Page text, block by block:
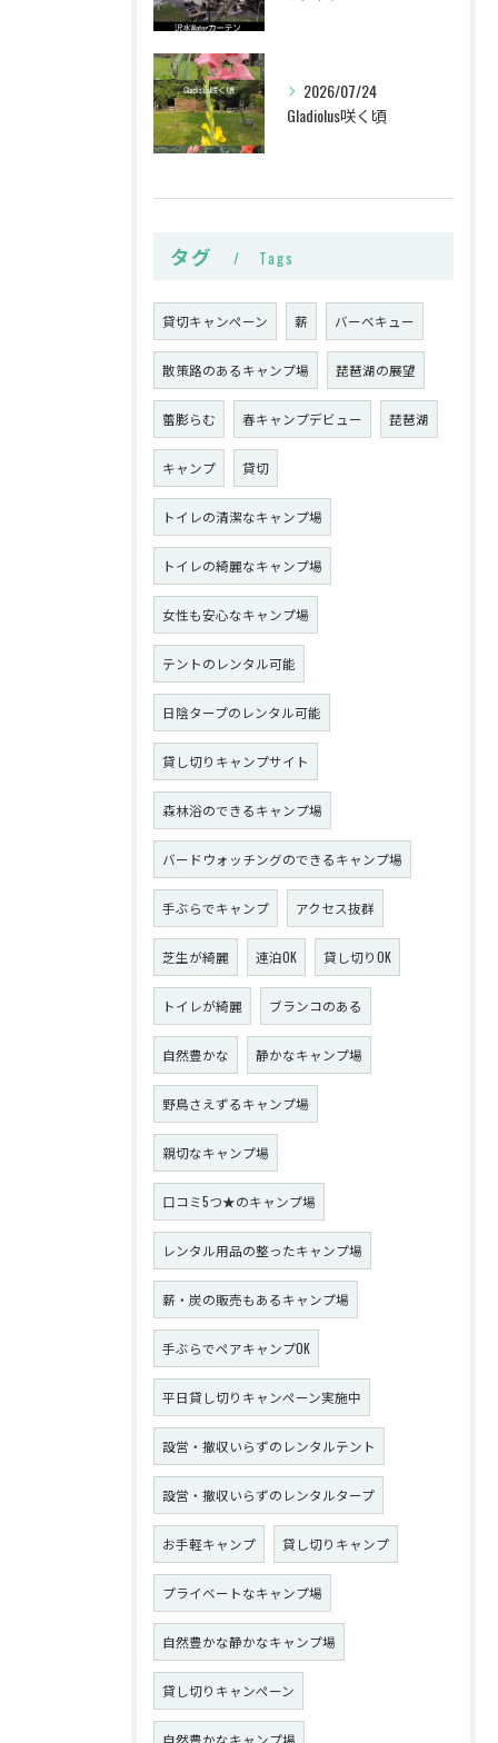
2026/07/24
Gladiolus咲く頃
タグ Tags
貸切キャンペーン 薪 バーベキュー
散策路のあるキャンプ場 琵琶湖の展望
蕾膨らむ 春キャンプデビュー 琵琶湖
キャンプ 貸切
トイレの清潔なキャンプ場
トイレの綺麗なキャンプ場
女性も安心なキャンプ場
テントのレンタル可能
日陰タープのレンタル可能
貸し切りキャンプサイト
森林浴のできるキャンプ場
バードウォッチングのできるキャンプ場
手ぶらでキャンプ アクセス抜群
芝生が綺麗 連泊OK 貸し切りOK
トイレが綺麗 ブランコのある
自然豊かな 静かなキャンプ場
野鳥さえずるキャンプ場
親切なキャンプ場
口コミ5つ★のキャンプ場
レンタル用品の整ったキャンプ場
薪・炭の販売もあるキャンプ場
手ぶらでペアキャンプOK
平日貸し切りキャンペーン実施中
設営・撤収いらずのレンタルテント
設営・撤収いらずのレンタルタープ
お手軽キャンプ 貸し切りキャンプ
プライベートなキャンプ場
自然豊かな静かなキャンプ場
貸し切りキャンペーン
自然豊かなキャンプ場